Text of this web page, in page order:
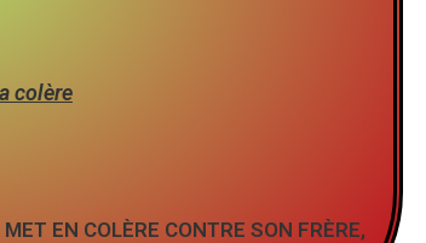
colère
EN COLÈRE CONTRE SON FRÈRE,